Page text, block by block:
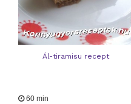
Ál-tiramisu recept
60 min